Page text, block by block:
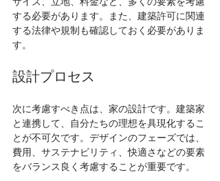
する必要があります。また、建築許可に関連
する法律や規制も確認しておく必要がありま
す。
設計プロセス
次に考慮すべき点は、家の設計です。建築家
と連携して、自分たちの理想を具現化するこ
とが不可欠です。デザインのフェーズでは、
費用、サステナビリティ、快適さなどの要素
をバランス良く考慮することが重要です。